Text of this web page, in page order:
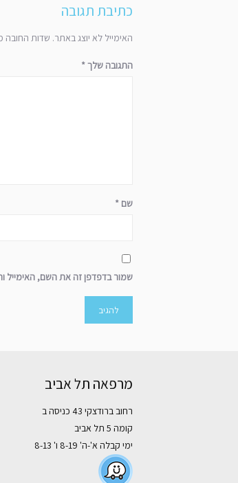
כתיבת תגובה
האימייל לא יוצג באתר. שדות החובה
התגובה שלך*
שם *
שמור בדפדפן זה את השם, האימייל
מרפאה תל אביב
רחוב ברודצקי 43 כניסה ב
קומה 5 תל אביב
ימי קבלה א'-ה' 8-19 ו' 8-13